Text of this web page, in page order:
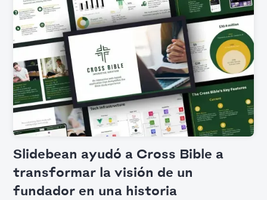
Slidebean ayudó a Cross Bible a
transformar la visión de un
fundador en una historia